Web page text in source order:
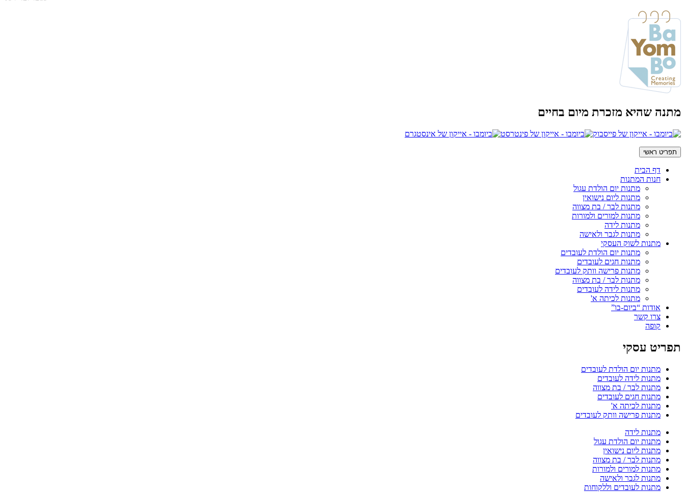
מתנה שהיא מזכרת מיום בחיים
תפריט ראשי
דף הבית
חנות המתנות
מתנות יום הולדת עגול
מתנות ליום נישואין
מתנות לבר / בת מצווה
מתנות למורים ולמורות
מתנות לידה
מתנות לגבר ולאישה
מתנות לשוק העסקי
מתנות יום הולדת לעובדים
מתנות חגים לעובדים
מתנות פרישה וותק לעובדים
מתנות לבר / בת מצווה
מתנות לידה לעובדים
מתנות לכיתה א'
אודות “ביום-בו”
צרו קשר
קופה
תפריט עסקי
מתנות יום הולדת לעובדים
מתנות לידה לעובדים
מתנות לבר / בת מצווה
מתנות חגים לעובדים
מתנות לכיתה א'
מתנות פרישה וותק לעובדים
מתנות לידה
מתנות יום הולדת עגול
מתנות ליום נישואין
מתנות לבר / בת מצווה
מתנות למורים ולמורות
מתנות לגבר ולאישה
מתנות לעובדים וללקוחות